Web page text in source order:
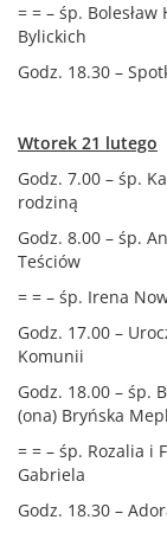
= = – śp.
Bylickich
Godz. 18.30 –
Wtorek 21 lutego
Godz. 7.00 – śp.
rodziną
Godz. 8.00 – śp.
Teściów
= = – śp. Irena
Godz. 17.00 –
Komunii
Godz. 18.00 – śp.
(ona) Bryńska
= = – śp. Rozalia i
Gabriela
Godz. 18.30 –